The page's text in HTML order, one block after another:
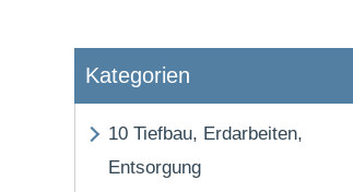
Kategorien
10 Tiefbau, Erdarbeiten,
Entsorgung